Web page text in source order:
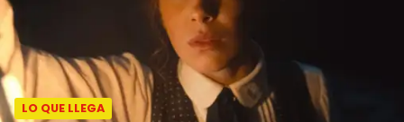
LO QUE LLEGA